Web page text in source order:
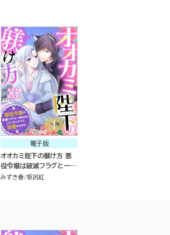
電子版
オオカミ陛下の躾け方 悪
役令嬢は破滅フラグと一夜
を共にしてしまったけど、
みずき春 枢呂紅